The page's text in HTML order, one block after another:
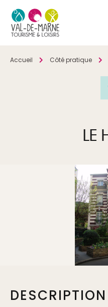
Accueil Côté pratique
LE
DESCRIPTION